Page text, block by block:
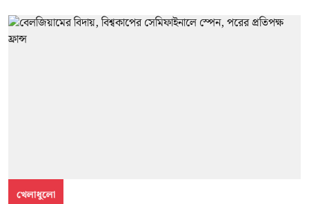
খেলাধুলো